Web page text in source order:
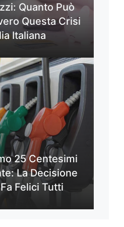
Quanto Può
Questa Crisi
Italiana
25 Centesimi
La Decisione
Felici Tutti